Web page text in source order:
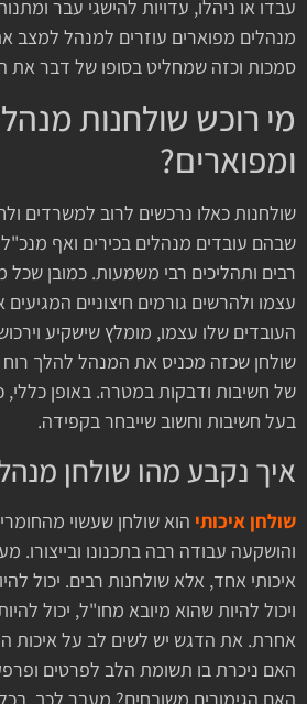
עבדו או ניהלו, עדויות להישגי עבר
מנהלים מפוארים עוזרים למנהל למצב
סמכות וכזה שמחליט בסופו של דבר את
מי רוכש שולחנות
ומפוארים?
שולחנות כאלו נרכשים לרוב למשרדים
שבהם עובדים מנהלים בכירים ואף
רבים ותהליכים רבי משמעות. כמובן שכל
עצמו ולהרשים גורמים חיצוניים
העובדים שלו עצמו, מומלץ שישקיע
שולחן שכזה מכניס את המנהל להלך
של חשיבות ודבקות במטרה. באופן
בעל חשיבות וחשוב שייבחר בקפידה.
איך נקבע מהו שולחן
שולחן איכותי הוא שולחן שעשוי
והושקעה עבודה רבה בתכנונו ובייצורו.
איכותי אחד, אלא שולחנות רבים. יכול
ויכול להיות שהוא מיובא מחו"ל, יכול
אחרת. את הדגש יש לשים לב על איכות
האם ניכרת בו תשומת הלב לפרטים
האם הגימורים משובחים? מעבר לכך,